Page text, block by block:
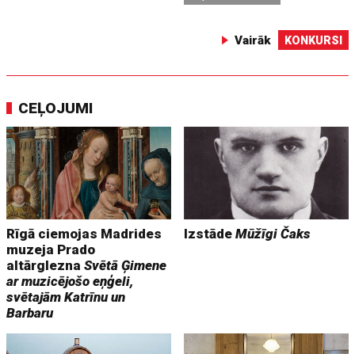
Vairāk KONKURSI
CEĻOJUMI
Rīgā ciemojas Madrides
muzeja Prado
altārgleznaSvētā Ģimene
ar muzicējošo eņģeli,
svētajām Katrīnu un
Barbaru
IzstādeMūžīgi Čaks